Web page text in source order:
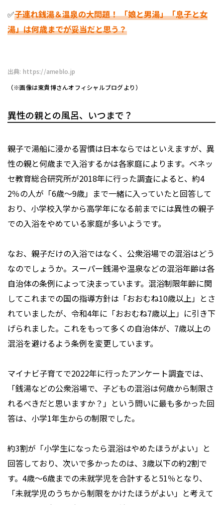
✅子連れ銭湯＆温泉の大問題！ 「娘と男湯」「息子と女
湯」は何歳までが妥当だと思う？
出典: https://ameblo.jp
（※画像は東貴博さんオフィシャルブログより）
異性の親との風呂、いつまで？
親子で湯船に浸かる習慣は日本ならではといえますが、異
性の親と何歳まで入浴するかは各家庭によります。ベネッ
セ教育総合研究所が2018年に行った調査によると、約4
2％の人が「6歳～9歳」まで一緒に入っていたと回答して
おり、小学校入学から高学年になる前までには異性の親子
での入浴をやめている家庭が多いようです。
なお、親子だけの入浴ではなく、公衆浴場での混浴はどう
なのでしょうか。スーパー銭湯や温泉などの混浴年齢は各
自治体の条例によって決まっています。混浴制限年齢に関
してこれまでの国の指導方針は「おおむね10歳以上」とさ
れていましたが、令和4年に「おおむね7歳以上」に引き下
げられました。これをもって多くの自治体が、7歳以上の
混浴を避けるよう条例を変更しています。
マイナビ子育てで2022年に行ったアンケート調査では、
「銭湯などの公衆浴場で、子どもの混浴は何歳から制限さ
れるべきだと思いますか？」という問いに最も多かった回
答は、小学1年生からの制限でした。
約3割が「小学生になったら混浴はやめたほうがよい」と
回答しており、次いで多かったのは、3歳以下の約2割で
す。4歳～6歳までの未就学児を合計すると51％となり、
「未就学児のうちから制限をかけたほうがよい」と考えて